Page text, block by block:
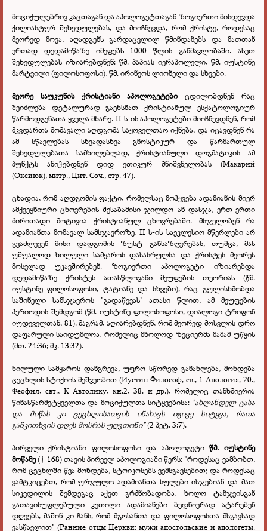
მოციქულებრივ კაცთაგან და აპოლოგეტთაგან ზოგიერთი მისდევდა
ქილიასტურ შეხედულებას, და მიიჩნევდა, რომ ქრისტე, როდესაც
მეორედ მოვა, აღადგენს გარდაცვლილ წმინდანებს და მათთან
ერთად დედამიწაზე იმეფებს 1000 წლის განმავლობაში. ასეთ
შეხედულებას იზიარებდნენ: წმ. პაპიას იერაპოლელი, წმ. იუსტინე
მარტვილი (ფილოსოფოსი), წმ. ირინეოს ლიონელი და სხვები.
მეორე საუკუნის ქრისტიანი აპოლოგეტებიცდილობდნენ რაც
შეიძლება დეტალურად გაეხსნათ ქრისტიანულ ესქატოლოგიურ
წარმოდგენათა ყველა მხარე. II ს-ის აპოლოგეტები მიიჩნევდნენ, რომ
მკვდართა მომავალი აღდგომა საყოველთაო იქნება, და იცავდნენ რა
ამ სწავლებას სხვადასხვა გნოსტიკურ და წარმართულ
შეხედულებათა სამხილებლად, ქრისტიანული დოგმატიკის ამ
პუნქტს ანიჭებდნენ დიდ ეთიკურ მნიშვნელობას (Макарий
(Оксиюк), митр., Цит. Соч., стр. 47).
ცხადია, რომ აღდგომის ფაქტი, რომელსაც მოჰყვება ადამიანის მიერ
ამქვეყნიური ცხოვრების შესაბამისი ჯილდო ან დასჯა, ერთ-ერთი
ძირითადი მოტივია ქრისტიანულ ცხოვრებაში. მსჯელობენ რა
ადამიანთა მომავალ სამსჯავროზე, II ს-ის საეკლესიო მწერლები არ
გვაძლევენ მისი დადგომის ზუსტ განსაზღვრებას, თუმცა, მას
უშუალოდ ხილული სამყაროს დასასრულსა და ქრისტეს მეორეს
მოსვლად უკავშირებენ. ზოგიერთი აპოლოგეტი იზიარებდა
დედამიწაზე ქრისტეს ათასწლოვანი მეუფების თეორიას (წმ.
იუსტინე ფილოსოფოსი, ტატიანე და სხვები), რაც გულისხმობდა
საშინელი სამსჯავროს "გადაწევას" ათასი წლით, ამ მეუფების
პერიოდის შემდგომ (წმ. იუსტინე ფილოსოფოსი, დიალოგი ტრიფონ
იუდეველთან, 81). მაგრამ, აღიარებდნენ, რომ მეორედ მოსვლის დრო
დაფარული საიდუმლოა, რომელიც მხოლოდ ზეციერმა მამამ უწყის
(მთ. 24:36; მკ. 13:32).
ხილული სამყაროს დანგრევა, უფრო სწორედ განახლება, მოხდება
ცეცხლის სტიქიის მეშვეობით (Иустин Философ, св., 1 Апология, 20.,
Феофил, свт., К Автолику, кн.2, 38. и др.), რომელიც თანხმიერია
წინასწარმეტყველთა და მოციქულთა სიტყვებისა: "ახლანდელ ცასა
და მიწას კი ცეცხლისათვის ინახავს იგივე სიტყვა, რათა
განკითხვის დღეს მოსრას უღვთონი"(2 პეტ. 3:7).
პირველი ქრისტიანი ფილოსოფოსი და აპოლოგეტიწმ. იუსტინე
მოწამე(† 168) თავის პირველ აპოლოგიაში წერს: "როდესაც ვამბობთ,
რომ ცეცხლში წვა მოხდება, სტოიკოსებს ვემსგავსებით; და როდესაც
ვამტკიცებთ, რომ ურჯულო ადამიანთა სულები ისჯებიან და მათ
სიკვდილის შემდეგაც აქვთ გრძნობადობა, ხოლო ტანჯვისგან
გათავისუფლებული კეთილი ადამიანები ბედნიერად ატარებენ
დღეებს, მაშინ კი ჩანს, რომ მგოსანთა და ფილოსოფოსთა მსგავსად
ვასწავლით" (Ранние отцы Церкви: мужи апостольские и апологеты.